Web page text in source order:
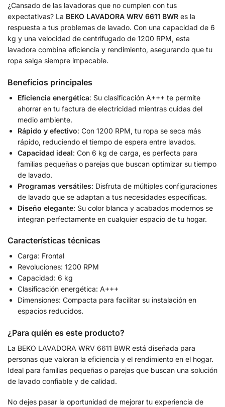
¿Cansado de las lavadoras que no cumplen con tus
expectativas? La BEKO LAVADORA WRV 6611 BWR es la
respuesta a tus problemas de lavado. Con una capacidad de 6
kg y una velocidad de centrifugado de 1200 RPM, esta
lavadora combina eficiencia y rendimiento, asegurando que tu
ropa salga siempre impecable.
Beneficios principales
Eficiencia energética: Su clasificación A+++ te permite
ahorrar en tu factura de electricidad mientras cuidas del
medio ambiente.
Rápido y efectivo: Con 1200 RPM, tu ropa se seca más
rápido, reduciendo el tiempo de espera entre lavados.
Capacidad ideal: Con 6 kg de carga, es perfecta para
familias pequeñas o parejas que buscan optimizar su tiempo
de lavado.
Programas versátiles: Disfruta de múltiples configuraciones
de lavado que se adaptan a tus necesidades específicas.
Diseño elegante: Su color blanca y acabados modernos se
integran perfectamente en cualquier espacio de tu hogar.
Características técnicas
Carga: Frontal
Revoluciones: 1200 RPM
Capacidad: 6 kg
Clasificación energética: A+++
Dimensiones: Compacta para facilitar su instalación en
espacios reducidos.
¿Para quién es este producto?
La BEKO LAVADORA WRV 6611 BWR está diseñada para
personas que valoran la eficiencia y el rendimiento en el hogar.
Ideal para familias pequeñas o parejas que buscan una solución
de lavado confiable y de calidad.
No dejes pasar la oportunidad de mejorar tu experiencia de